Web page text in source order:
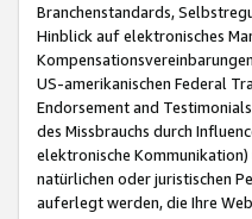
Branchenstandards,
Hinblick auf elektronisches
US-amerikanischen Federal
Endorsement and
des Missbrauchs durch
elektronische
natürlichen oder juristischen
auferlegt werden, die Ihre